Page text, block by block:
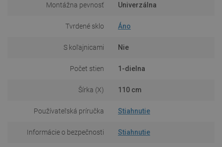
Montážna pevnosť Univerzálna
Tvrdené sklo Áno
S koľajnicami Nie
Počet stien 1-dielna
Šírka (X) 110 cm
Používateľská príručka Stiahnutie
Informácie o bezpečnosti Stiahnutie